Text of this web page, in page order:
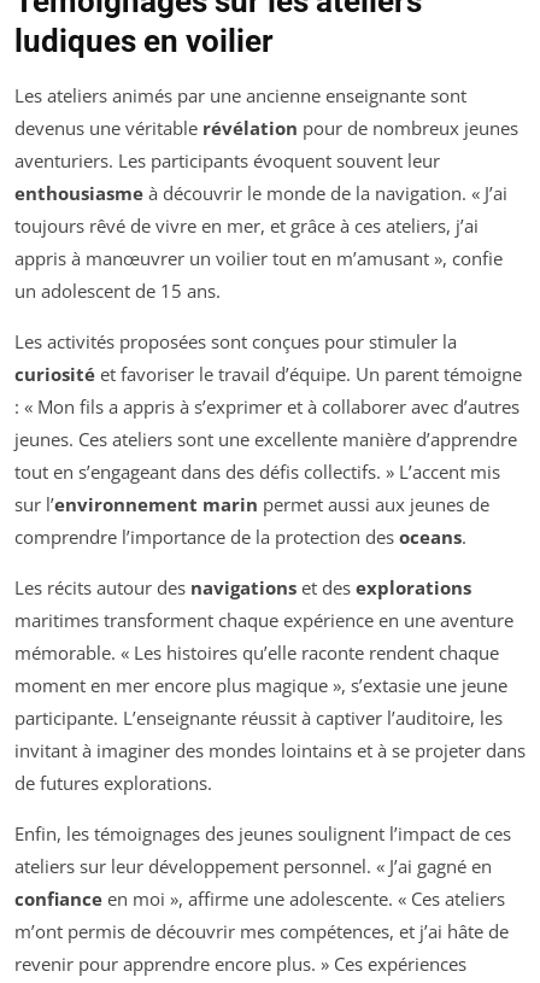
ludiques en voilier
Les ateliers animés par une ancienne enseignante sont
devenus une véritable révélation pour de nombreux jeunes
aventuriers. Les participants évoquent souvent leur
enthousiasme à découvrir le monde de la navigation. « J’ai
toujours rêvé de vivre en mer, et grâce à ces ateliers, j’ai
appris à manœuvrer un voilier tout en m’amusant », confie
un adolescent de 15 ans.
Les activités proposées sont conçues pour stimuler la
curiosité et favoriser le travail d’équipe. Un parent témoigne
: « Mon fils a appris à s’exprimer et à collaborer avec d’autres
jeunes. Ces ateliers sont une excellente manière d’apprendre
tout en s’engageant dans des défis collectifs. » L’accent mis
sur l’environnement marin permet aussi aux jeunes de
comprendre l’importance de la protection des oceans.
Les récits autour des navigations et des explorations
maritimes transforment chaque expérience en une aventure
mémorable. « Les histoires qu’elle raconte rendent chaque
moment en mer encore plus magique », s’extasie une jeune
participante. L’enseignante réussit à captiver l’auditoire, les
invitant à imaginer des mondes lointains et à se projeter dans
de futures explorations.
Enfin, les témoignages des jeunes soulignent l’impact de ces
ateliers sur leur développement personnel. « J’ai gagné en
confiance en moi », affirme une adolescente. « Ces ateliers
m’ont permis de découvrir mes compétences, et j’ai hâte de
revenir pour apprendre encore plus. » Ces expériences